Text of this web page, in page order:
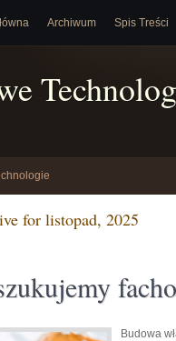
Archiwum Spis Treści
for listopad, 2025
Budowa